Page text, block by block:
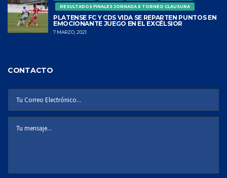
RESULTADOS FINALES JORNADA 6 TORNEO CLAUSURA
PLATENSE FC Y CDS VIDA SE REPARTEN PUNTOS EN
EMOCIONANTE JUEGO EN EL EXCÉLSIOR
7 MARZO, 2021
CONTACTO